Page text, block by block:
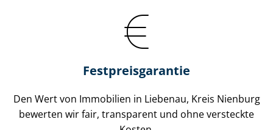
Festpreis​garantie
Den Wert von Immobilien in Liebenau, Kreis Nienburg
bewerten wir fair, transparent und ohne versteckte